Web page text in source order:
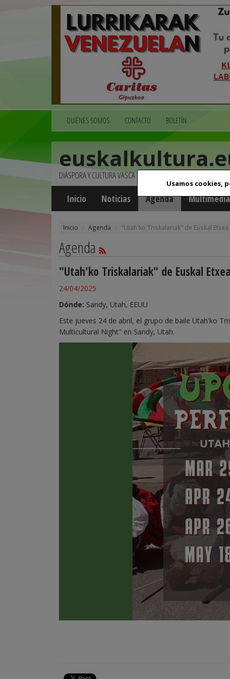
Usamos cookies,
QUIÉNES SOMOS CONTACTO BOLETÍN
DIÁSPORA Y CULTURA VASCA
Inicio Noticias Agenda Multimedia
Inicio Agenda "Utah'ko Triskalariak" de Euskal
Agenda
"Utah'ko Triskalariak" de Euskal
24/04/2025
Dónde: Sandy, Utah, EEUU
Este jueves 24 de abril, el grupo de baile Utah'ko
Multicultural Night" en Sandy, Utah.